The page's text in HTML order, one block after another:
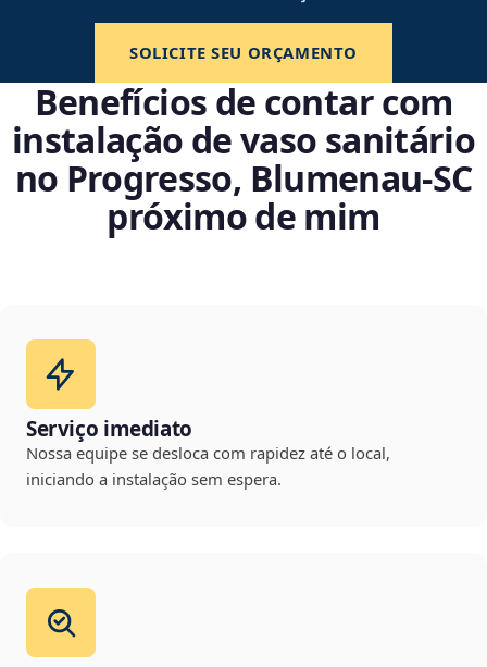
SOLICITE SEU ORÇAMENTO
Benefícios de contar com
instalação de vaso sanitário
no Progresso, Blumenau‑SC
próximo de mim
Serviço imediato
Nossa equipe se desloca com rapidez até o local,
iniciando a instalação sem espera.